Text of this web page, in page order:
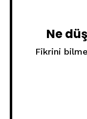
Ne
Fikrini